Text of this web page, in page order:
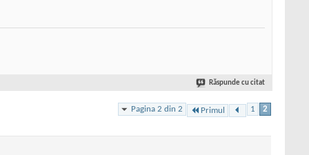
Răspunde cu citat
Pagina 2 din 2 Primul 1 2